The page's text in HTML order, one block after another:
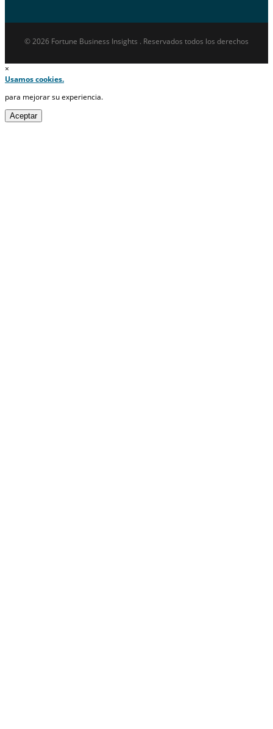
© 2026 Fortune Business Insights . Reservados todos los derechos
×
Usamos cookies.
para mejorar su experiencia.
Aceptar